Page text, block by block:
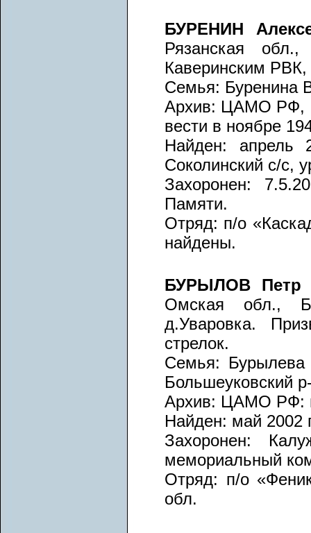
БУРЕНИН
Рязанская
Каверинским
Семья: Буренина
Архив: ЦАМО РФ,
вести в ноябре
Найден: апрель
Соколинский с/с,
Захоронен:
Памяти.
Отряд: п/о
найдены.
БУРЫЛОВ Петр
Омская обл.,
д.Уваровка.
стрелок.
Семья: Бурылева
Большеуковский
Архив: ЦАМО РФ:
Найден: май 2002
Захоронен:
мемориальный
Отряд: п/о
обл.